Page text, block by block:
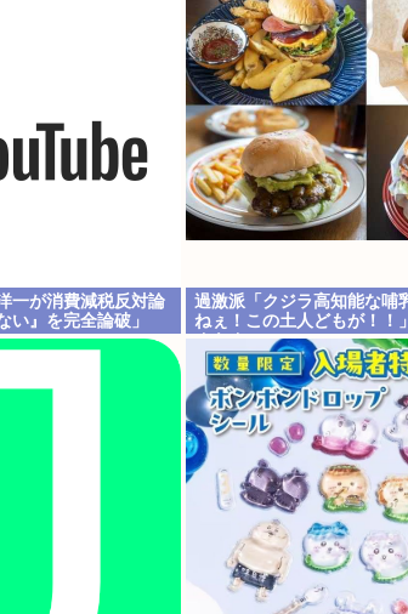
一が消費減税反対論
い』を完全論破」
過激派「クジラ高知能な哺
ねぇ！この土人どもが！！
ぐもぐ